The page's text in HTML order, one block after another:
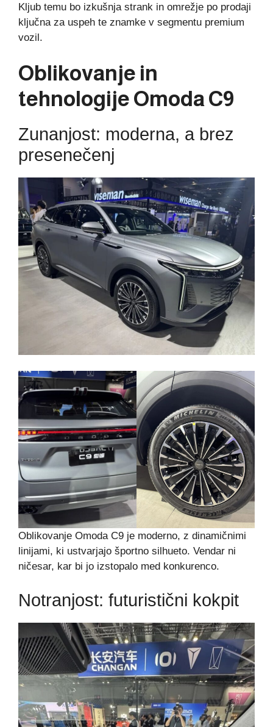
Kljub temu bo izkušnja strank in omrežje po prodaji
ključna za uspeh te znamke v segmentu premium
vozil.
Oblikovanje in
tehnologije Omoda C9
Zunanjost: moderna, a brez
presenečenj
Oblikovanje Omoda C9 je moderno, z dinamičnimi
linijami, ki ustvarjajo športno silhueto. Vendar ni
ničesar, kar bi jo izstopalo med konkurenco.
Notranjost: futuristični kokpit